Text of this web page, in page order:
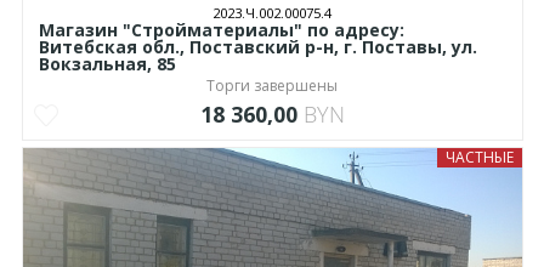
2023.Ч.002.00075.4
Магазин "Стройматериалы" по адресу:
Витебская обл., Поставский р-н, г. Поставы, ул.
Вокзальная, 85
Торги завершены
18 360,00 BYN
ЧАСТНЫЕ